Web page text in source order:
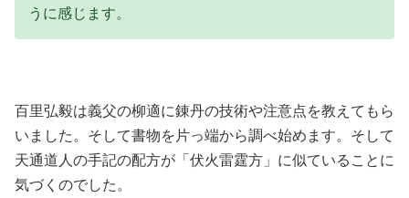
うに感じます。
百里弘毅は義父の柳適に錬丹の技術や注意点を教えてもら
いました。そして書物を片っ端から調べ始めます。そして
天通道人の手記の配方が「伏火雷霆方」に似ていることに
気づくのでした。